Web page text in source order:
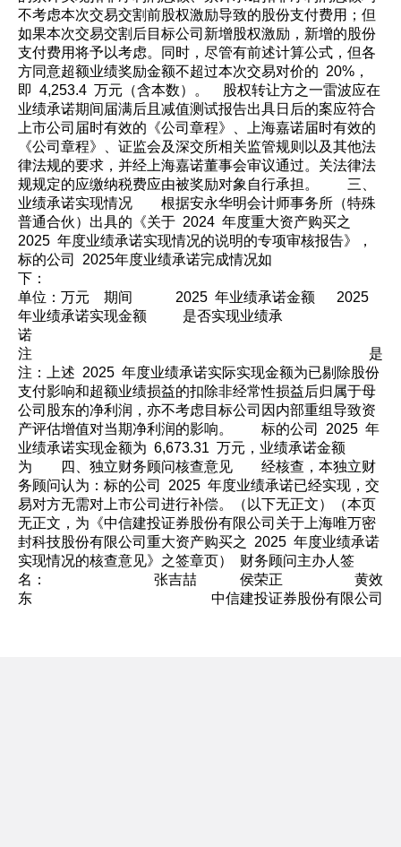
不考虑本次交易交割前股权激励导致的股份支付费用；但
如果本次交易交割后目标公司新增股权激励，新增的股份
支付费用将予以考虑。同时，尽管有前述计算公式，但各
方同意超额业绩奖励金额不超过本次交易对价的 20%，
即 4,253.4 万元（含本数）。 股权转让方之一雷波应在
业绩承诺期间届满后且减值测试报告出具日后的案应符合
上市公司届时有效的《公司章程》、上海嘉诺届时有效的
《公司章程》、证监会及深交所相关监管规则以及其他法
律法规的要求，并经上海嘉诺董事会审议通过。关法律法
规规定的应缴纳税费应由被奖励对象自行承担。 三、
业绩承诺实现情况 根据安永华明会计师事务所（特殊
普通合伙）出具的《关于 2024 年度重大资产购买之
2025 年度业绩承诺实现情况的说明的专项审核报告》，
标的公司 2025年度业绩承诺完成情况如
下：
单位：万元 期间 2025 年业绩承诺金额 2025
年业绩承诺实现金额 是否实现业绩承
诺
注 是
注：上述 2025 年度业绩承诺实际实现金额为已剔除股份
支付影响和超额业绩损益的扣除非经常性损益后归属于母
公司股东的净利润，亦不考虑目标公司因内部重组导致资
产评估增值对当期净利润的影响。 标的公司 2025 年
业绩承诺实现金额为 6,673.31 万元，业绩承诺金额
为 四、独立财务顾问核查意见 经核查，本独立财
务顾问认为：标的公司 2025 年度业绩承诺已经实现，交
易对方无需对上市公司进行补偿。（以下无正文）（本页
无正文，为《中信建投证券股份有限公司关于上海唯万密
封科技股份有限公司重大资产购买之 2025 年度业绩承诺
实现情况的核查意见》之签章页） 财务顾问主办人签
名： 张吉喆 侯荣正 黄效
东 中信建投证券股份有限公司